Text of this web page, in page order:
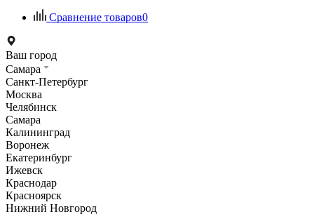
Сравнение товаров0
Ваш город
Самара
Санкт-Петербург
Москва
Челябинск
Самара
Калининград
Воронеж
Екатеринбург
Ижевск
Краснодар
Красноярск
Нижний Новгород